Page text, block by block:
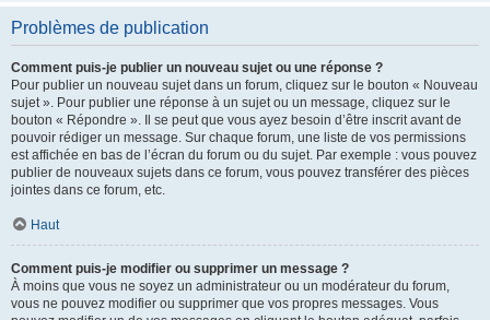
Problèmes de publication
Comment puis-je publier un nouveau sujet ou une réponse ?
Pour publier un nouveau sujet dans un forum, cliquez sur le bouton « Nouveau
sujet ». Pour publier une réponse à un sujet ou un message, cliquez sur le
bouton « Répondre ». Il se peut que vous ayez besoin d’être inscrit avant de
pouvoir rédiger un message. Sur chaque forum, une liste de vos permissions
est affichée en bas de l’écran du forum ou du sujet. Par exemple : vous pouvez
publier de nouveaux sujets dans ce forum, vous pouvez transférer des pièces
jointes dans ce forum, etc.
Haut
Comment puis-je modifier ou supprimer un message ?
À moins que vous ne soyez un administrateur ou un modérateur du forum,
vous ne pouvez modifier ou supprimer que vos propres messages. Vous